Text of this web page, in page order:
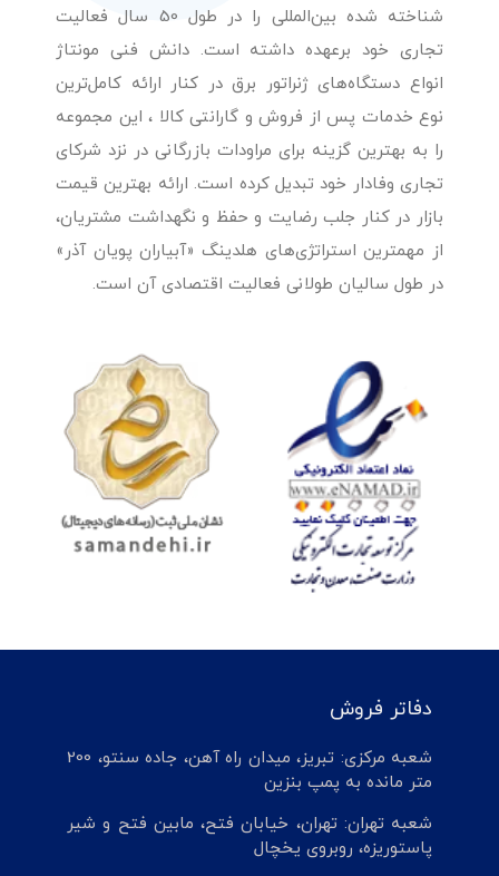
شناخته شده بین‌المللی را در طول 50 سال فعالیت
تجاری خود برعهده داشته است. دانش فنی مونتاژ
انواع دستگاه‌های ژنراتور برق در کنار ارائه کامل‌ترین
نوع خدمات پس از فروش و گارانتی کالا ، این مجموعه
را به بهترین گزینه برای مراودات بازرگانی در نزد شرکای
تجاری وفادار خود تبدیل کرده است. ارائه بهترین قیمت
بازار در کنار جلب رضایت و حفظ و نگهداشت مشتریان،
از مهمترین استراتژی‌های هلدینگ «آبیاران پویان آذر»
در طول سالیان طولانی فعالیت اقتصادی آن است.
دفاتر فروش
شعبه مرکزی: تبریز، میدان راه آهن، جاده سنتو، 200
متر مانده به پمپ بنزین
شعبه تهران: تهران، خیابان فتح، مابین فتح و شیر
پاستوریزه، روبروی یخچال